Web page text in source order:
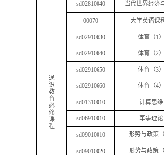
通
识
教
育
必
修
课
程
sd02810040 当代世界经济
00070 大学英语课
sd02910630
体育（1）
sd02910640 体育（2）
sd02910650 体育（3）
sd02910660 体育（4）
sd01310010 计算思维
sd06910010 军事理论
sd09010010 形势与政策（
sd09010020 形势与政策（